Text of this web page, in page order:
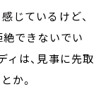
じているけど、
絶できないでい
ィは、見事に先取
か。